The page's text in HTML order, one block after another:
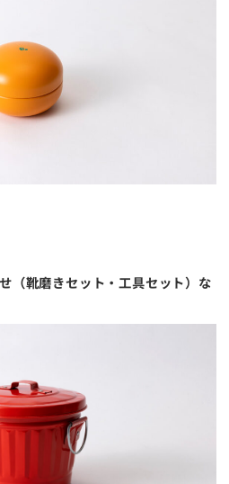
（靴磨きセット・工具セット）な